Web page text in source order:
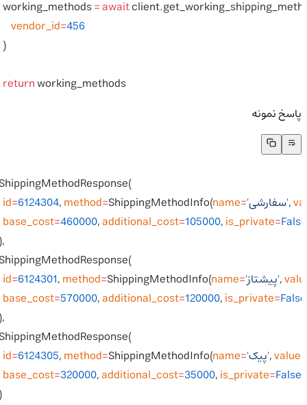
    working_methods
= await
        vendor_id
=456
    )
    return
working_methods
پاسخ نمونه
  ShippingMethodResponse(
    id
=6124304, method=ShippingMethodInfo(name= 'سفارشی',
    base_cost
=460000, additional_cost=105000, is_private=
  ),
  ShippingMethodResponse(
    id
=6124301, method=ShippingMethodInfo(name= 'پیشتاز',
    base_cost
=570000, additional_cost=120000, is_private=
  ),
  ShippingMethodResponse(
    id
=6124305, method=ShippingMethodInfo(name= 'پیک', value
    base_cost
=320000, additional_cost=35000, is_private=False
  )